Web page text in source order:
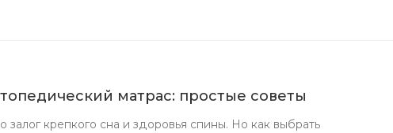
матрас: простые советы
залог крепкого сна и здоровья спины. Но как выбрать